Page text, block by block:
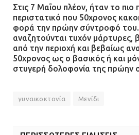
Στις 7 Μαΐου πλέον, ήταν το
περιστατικό που 50χρονος
φορά την πρώην σύντροφό
αναζητούνται τυχόν μάρτυρες,
από την περιοχή και βεβαίως
50χρονος ως ο βασικός ή και
στυγερή δολοφονία της πρώην
γυναικοκτονία Μενίδι